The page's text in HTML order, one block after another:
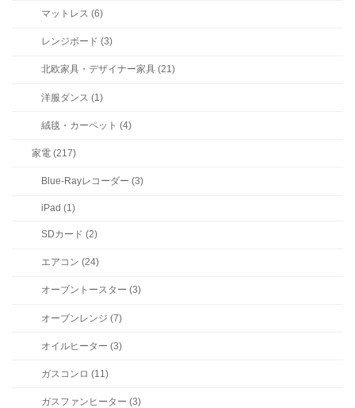
マットレス (6)
レンジボード (3)
北欧家具・デザイナー家具 (21)
洋服ダンス (1)
絨毯・カーペット (4)
家電 (217)
Blue-Rayレコーダー (3)
iPad (1)
SDカード (2)
エアコン (24)
オーブントースター (3)
オーブンレンジ (7)
オイルヒーター (3)
ガスコンロ (11)
ガスファンヒーター (3)